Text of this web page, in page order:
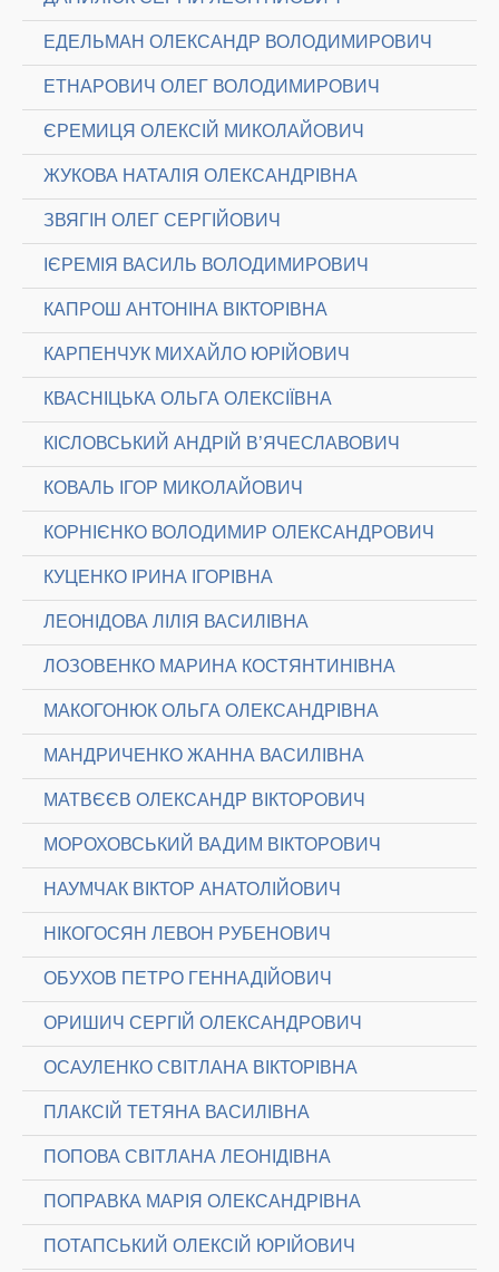
ЕДЕЛЬМАН ОЛЕКСАНДР ВОЛОДИМИРОВИЧ
ЕТНАРОВИЧ ОЛЕГ ВОЛОДИМИРОВИЧ
ЄРЕМИЦЯ ОЛЕКСІЙ МИКОЛАЙОВИЧ
ЖУКОВА НАТАЛІЯ ОЛЕКСАНДРІВНА
ЗВЯГІН ОЛЕГ СЕРГІЙОВИЧ
ІЄРЕМІЯ ВАСИЛЬ ВОЛОДИМИРОВИЧ
КАПРОШ АНТОНІНА ВІКТОРІВНА
КАРПЕНЧУК МИХАЙЛО ЮРІЙОВИЧ
КВАСНІЦЬКА ОЛЬГА ОЛЕКСІЇВНА
КІСЛОВСЬКИЙ АНДРІЙ В’ЯЧЕСЛАВОВИЧ
КОВАЛЬ ІГОР МИКОЛАЙОВИЧ
КОРНІЄНКО ВОЛОДИМИР ОЛЕКСАНДРОВИЧ
КУЦЕНКО ІРИНА ІГОРІВНА
ЛЕОНІДОВА ЛІЛІЯ ВАСИЛІВНА
ЛОЗОВЕНКО МАРИНА КОСТЯНТИНІВНА
МАКОГОНЮК ОЛЬГА ОЛЕКСАНДРІВНА
МАНДРИЧЕНКО ЖАННА ВАСИЛІВНА
МАТВЄЄВ ОЛЕКСАНДР ВІКТОРОВИЧ
МОРОХОВСЬКИЙ ВАДИМ ВІКТОРОВИЧ
НАУМЧАК ВІКТОР АНАТОЛІЙОВИЧ
НІКОГОСЯН ЛЕВОН РУБЕНОВИЧ
ОБУХОВ ПЕТРО ГЕННАДІЙОВИЧ
ОРИШИЧ СЕРГІЙ ОЛЕКСАНДРОВИЧ
ОСАУЛЕНКО СВІТЛАНА ВІКТОРІВНА
ПЛАКСІЙ ТЕТЯНА ВАСИЛІВНА
ПОПОВА СВІТЛАНА ЛЕОНІДІВНА
ПОПРАВКА МАРІЯ ОЛЕКСАНДРІВНА
ПОТАПСЬКИЙ ОЛЕКСІЙ ЮРІЙОВИЧ